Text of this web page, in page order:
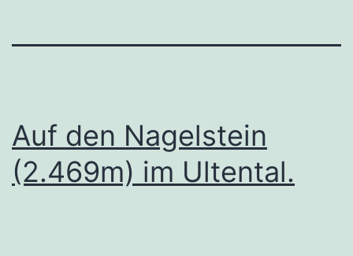
Auf den Nagelstein
(2.469m) im Ultental.